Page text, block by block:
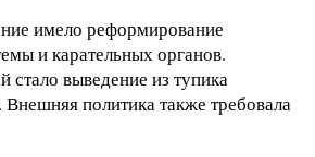
имело реформирование
и карательных органов.
стало выведение из тупика
Внешняя политика также требовала